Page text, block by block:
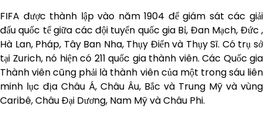
FIFA được thành lập vào năm 1904 để giám sát các giải
đấu quốc tế giữa các đội tuyển quốc gia Bỉ, Đan Mạch, Đức ,
Hà Lan, Pháp, Tây Ban Nha, Thụy Điển và Thụy Sĩ. Có trụ sở
tại Zurich, nó hiện có 211 quốc gia thành viên. Các Quốc gia
Thành viên cũng phải là thành viên của một trong sáu liên
minh lục địa Châu Á, Châu Âu, Bắc và Trung Mỹ và vùng
Caribê, Châu Đại Dương, Nam Mỹ và Châu Phi.